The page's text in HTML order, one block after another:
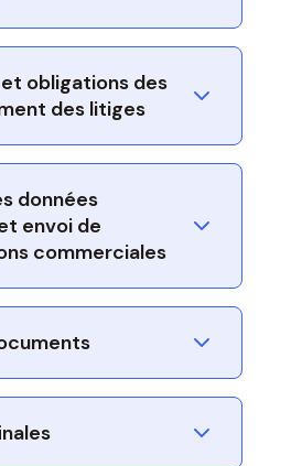
obligations des
des litiges
données
envoi de
commerciales